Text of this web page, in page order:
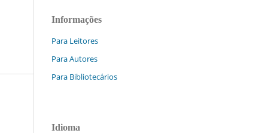
Informações
Para Leitores
Para Autores
Para Bibliotecários
Idioma